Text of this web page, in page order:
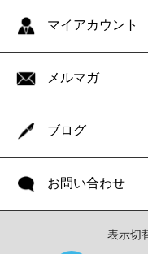
マイアカウント
メルマガ
ブログ
お問い合わせ
表示切